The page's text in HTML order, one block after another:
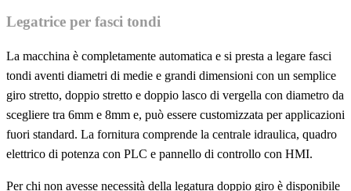
Legatrice per fasci tondi
La macchina è completamente automatica e si presta a legare fasci
tondi aventi diametri di medie e grandi dimensioni con un semplice
giro stretto, doppio stretto e doppio lasco di vergella con diametro da
scegliere tra 6mm e 8mm e, può essere customizzata per applicazioni
fuori standard. La fornitura comprende la centrale idraulica, quadro
elettrico di potenza con PLC e pannello di controllo con HMI.
Per chi non avesse necessità della legatura doppio giro è disponibile